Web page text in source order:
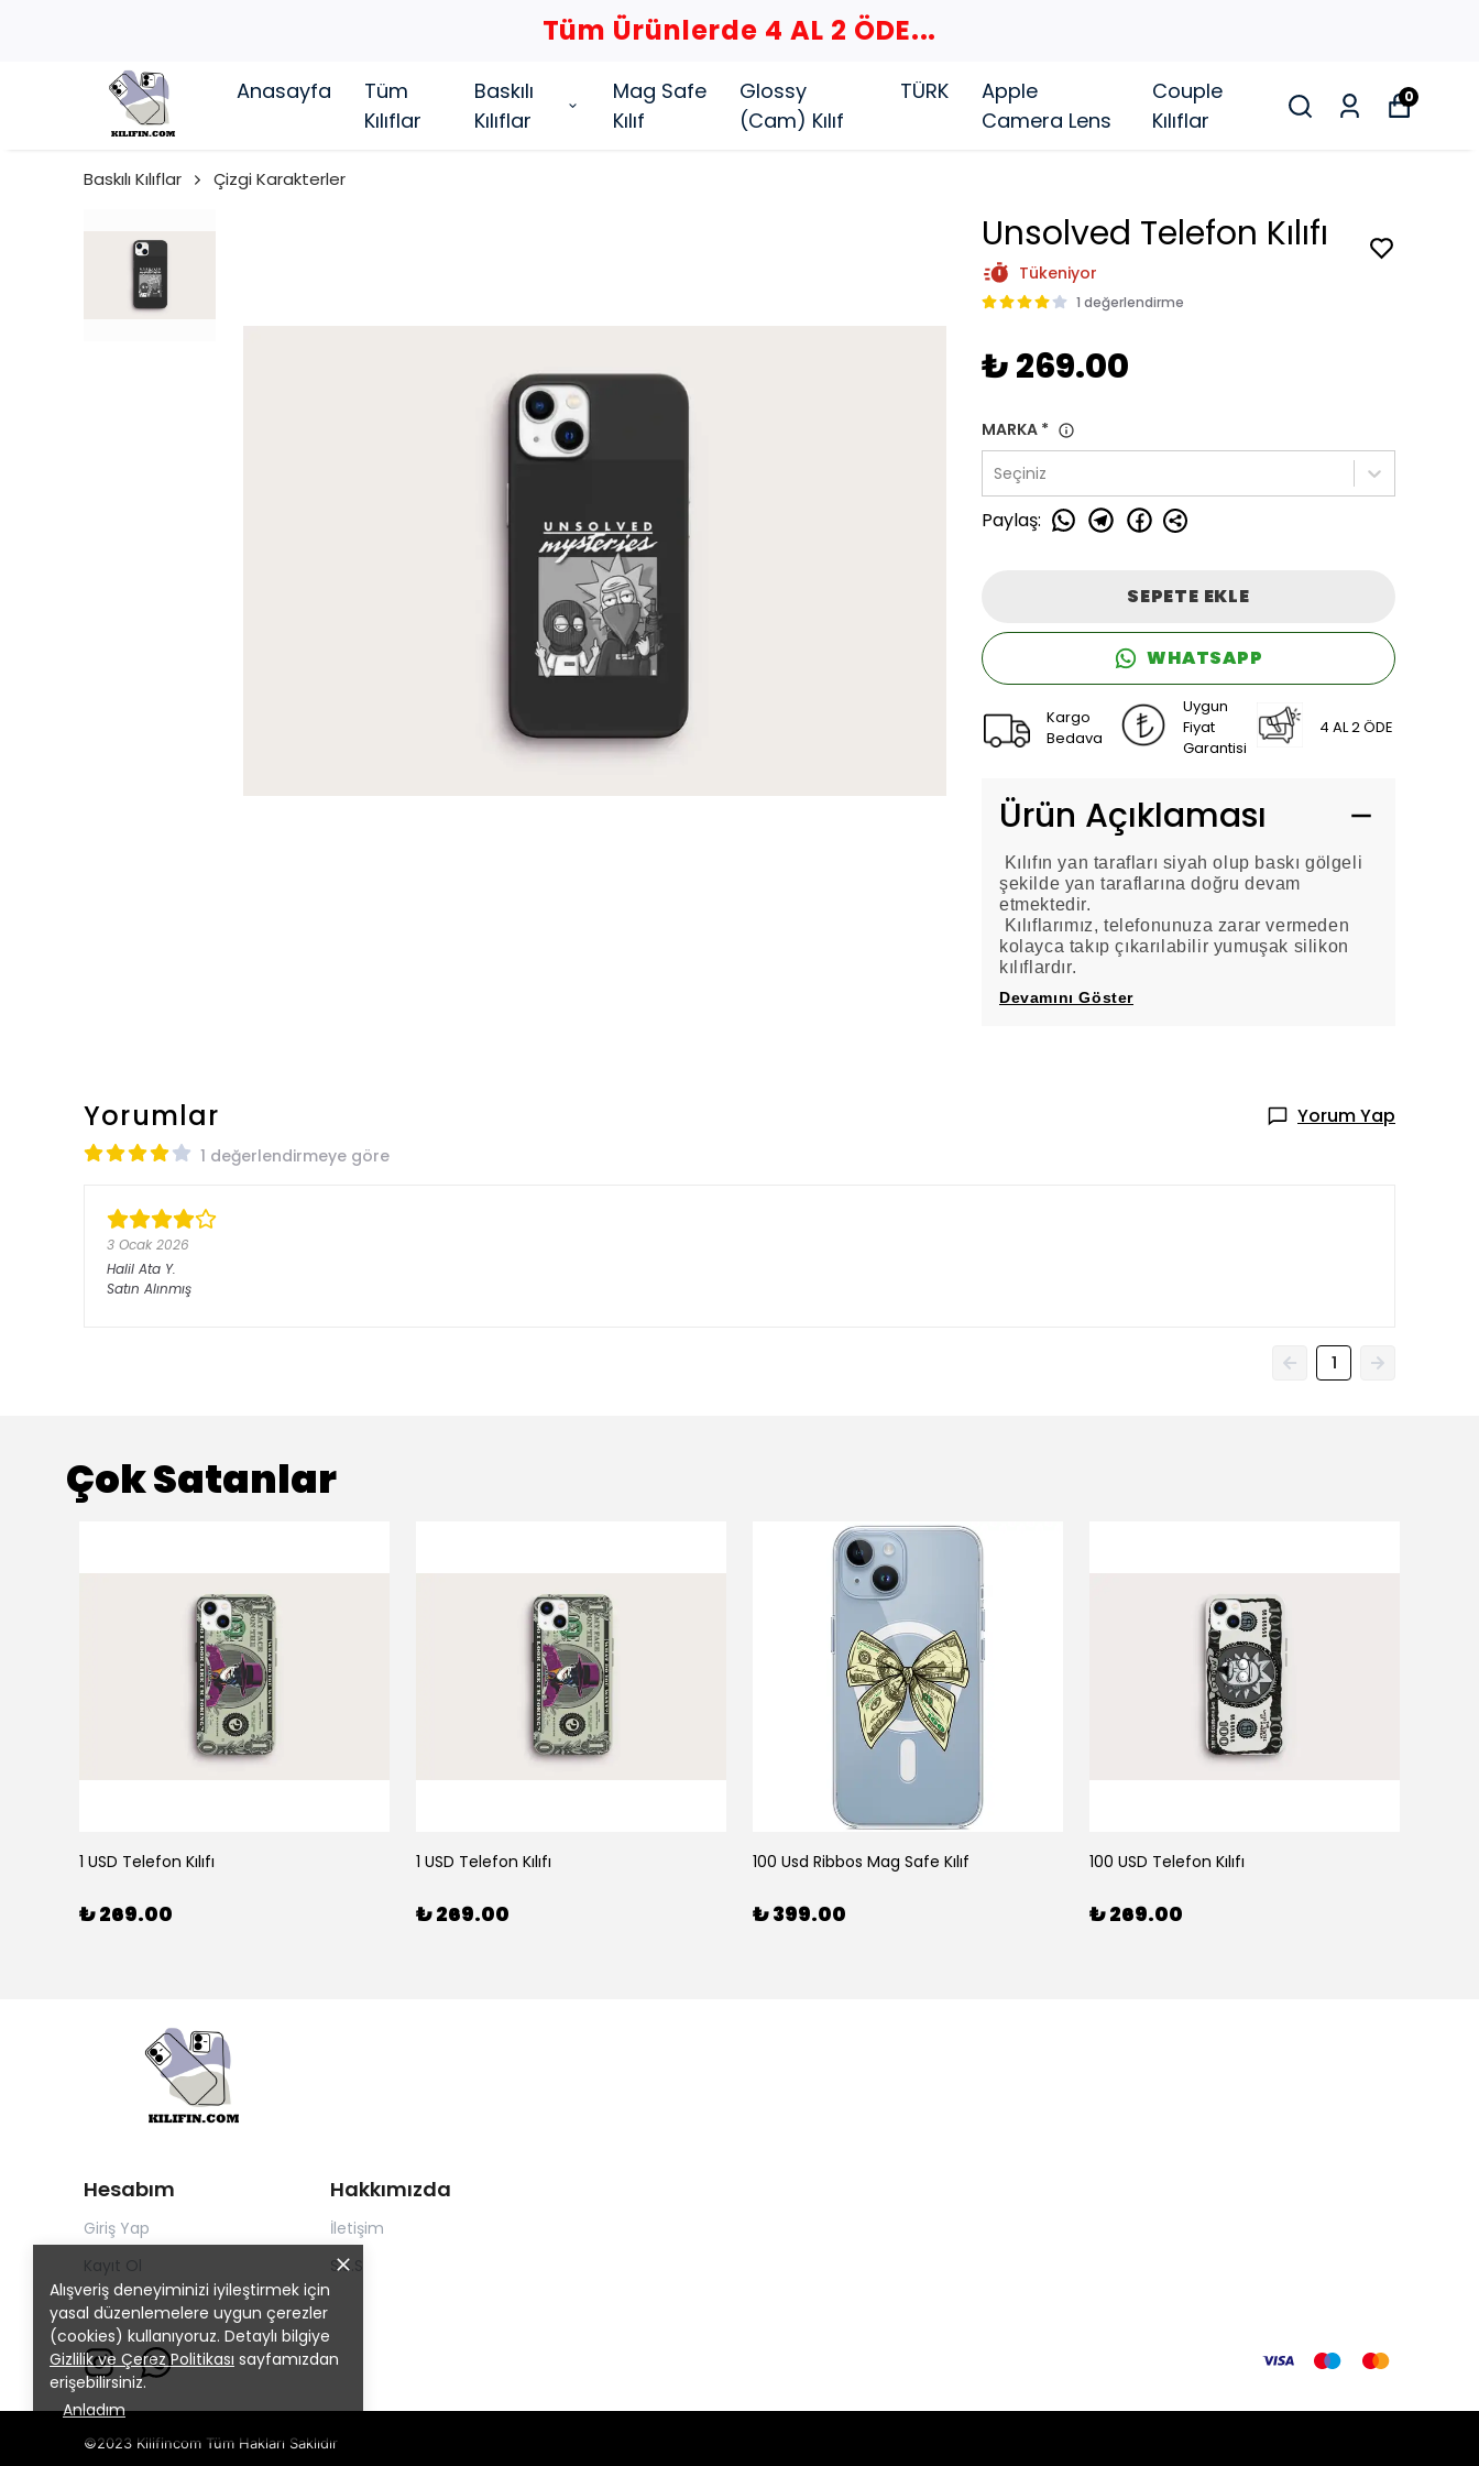
Tüm Ürünlerde 4 AL 2 ÖDE...
Anasayfa
Tüm
Kılıflar
Baskılı
Kılıflar
Mag Safe
Kılıf
Glossy
(Cam) Kılıf
TÜRK
Apple
Camera Lens
Couple
Kılıflar
0
Alışveriş deneyiminizi iyileştirmek için
yasal düzenlemelere uygun çerezler
(cookies) kullanıyoruz. Detaylı bilgiye
Gizlilik ve Çerez Politikası sayfamızdan
erişebilirsiniz.
Anladım
Baskılı Kılıflar Çizgi Karakterler
Unsolved Telefon Kılıfı
Tükeniyor
1 değerlendirme
₺ 269.00
MARKA *
Seçiniz
Paylaş:
SEPETE EKLE
WHATSAPP
Kargo
Bedava
Uygun
Fiyat
Garantisi
4 AL 2 ÖDE
Ürün Açıklaması
Kılıfın yan tarafları siyah olup baskı gölgeli
şekilde yan taraflarına doğru devam
etmektedir.
Kılıflarımız, telefonunuza zarar vermeden
kolayca takıp çıkarılabilir yumuşak silikon
kılıflardır.
Devamını Göster
Yorumlar Yorum Yap
1 değerlendirmeye göre
3 Ocak 2026
Halil Ata Y.
Satın Alınmış
1
Çok Satanlar
1 USD Telefon Kılıfı
₺ 269.00
1 USD Telefon Kılıfı
₺ 269.00
100 Usd Ribbos Mag Safe Kılıf
₺ 399.00
100 USD Telefon Kılıfı
₺ 269.00
Hesabım
Giriş Yap
Kayıt Ol
Hakkımızda
İletişim
S.S.S
©2023 Kilifincom Tüm Hakları Saklıdır